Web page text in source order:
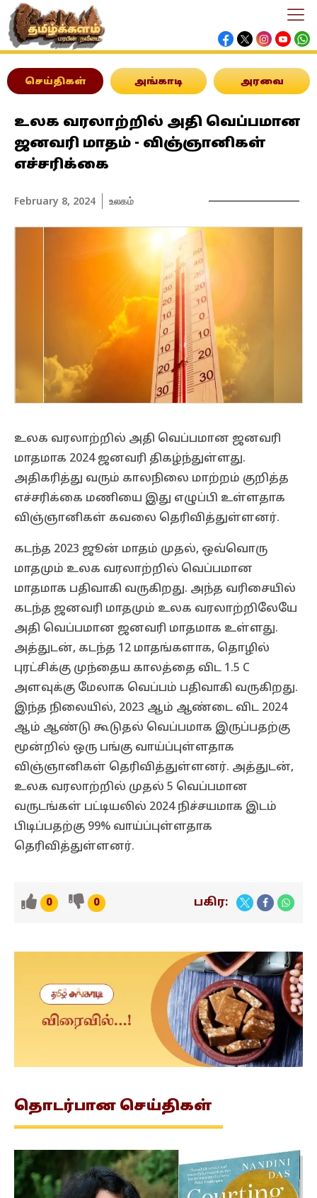
செய்திகள் அங்காடி அரவை
உலக வரலாற்றில் அதி வெப்பமான
ஜனவரி மாதம் - விஞ்ஞானிகள்
எச்சரிக்கை
February 8, 2024 உலகம்
உலக வரலாற்றில் அதி வெப்பமான ஜனவரி
மாதமாக 2024 ஜனவரி திகழ்ந்துள்ளது.
அதிகரித்து வரும் காலநிலை மாற்றம் குறித்த
எச்சரிக்கை மணியை இது எழுப்பி உள்ளதாக
விஞ்ஞானிகள் கவலை தெரிவித்துள்ளனர்.
கடந்த 2023 ஜூன் மாதம் முதல், ஒவ்வொரு
மாதமும் உலக வரலாற்றில் வெப்பமான
மாதமாக பதிவாகி வருகிறது. அந்த வரிசையில்
கடந்த ஜனவரி மாதமும் உலக வரலாற்றிலேயே
அதி வெப்பமான ஜனவரி மாதமாக உள்ளது.
அத்துடன், கடந்த 12 மாதங்களாக, தொழில்
புரட்சிக்கு முந்தைய காலத்தை விட 1.5 C
அளவுக்கு மேலாக வெப்பம் பதிவாகி வருகிறது.
இந்த நிலையில், 2023 ஆம் ஆண்டை விட 2024
ஆம் ஆண்டு கூடுதல் வெப்பமாக இருப்பதற்கு
மூன்றில் ஒரு பங்கு வாய்ப்புள்ளதாக
விஞ்ஞானிகள் தெரிவித்துள்ளனர். அத்துடன்,
உலக வரலாற்றில் முதல் 5 வெப்பமான
வருடங்கள் பட்டியலில் 2024 நிச்சயமாக இடம்
பிடிப்பதற்கு 99% வாய்ப்புள்ளதாக
தெரிவித்துள்ளனர்.
0 0 பகிர:
தொடர்பான செய்திகள்